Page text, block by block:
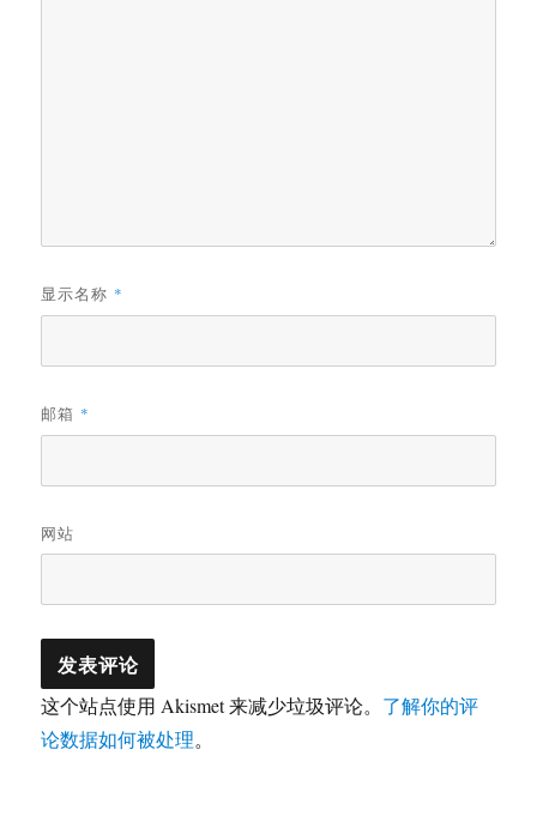
显示名称 *
邮箱 *
网站
这个站点使用 Akismet 来减少垃圾评论。 了解你的评
论数据如何被处理。